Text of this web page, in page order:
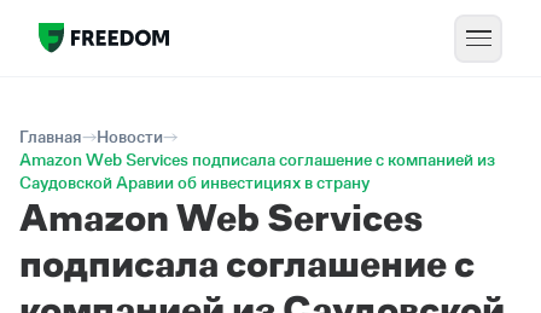
Главная
Новости
Amazon Web Services подписала соглашение с компанией из
Саудовской Аравии об инвестициях в страну
Amazon Web Services
подписала соглашение с